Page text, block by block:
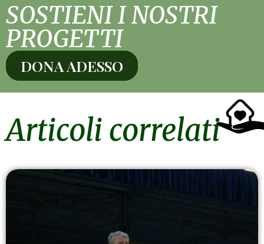
SOSTIENI I NOSTRI
PROGETTI
DONA ADESSO
Articoli correlati